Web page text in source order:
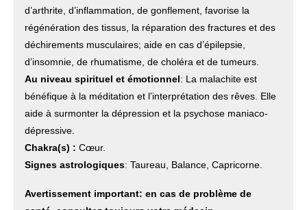
d’arthrite, d’inflammation, de gonflement, favorise la
régénération des tissus, la réparation des fractures et des
déchirements musculaires; aide en cas d’épilepsie,
d’insomnie, de rhumatisme, de choléra et de tumeurs.
Au niveau spirituel et émotionnel: La malachite est
bénéfique à la méditation et l’interprétation des rêves. Elle
aide à surmonter la dépression et la psychose maniaco-
dépressive.
Chakra(s) : Cœur.
Signes astrologiques: Taureau, Balance, Capricorne.
Avertissement important: en cas de problème de